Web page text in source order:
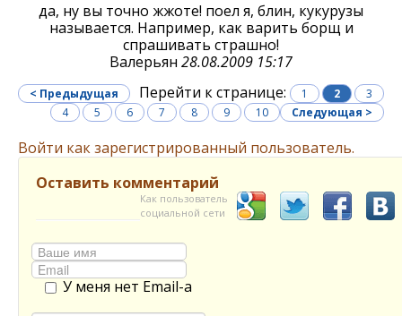
да, ну вы точно жжоте! поел я, блин, кукурузы
называется. Например, как варить борщ и
спрашивать страшно!
Валерьян 28.08.2009 15:17
Перейти к странице:
< Предыдущая 1 2
3
4
5 6 7 8 9 10 Следующая >
Войти как зарегистрированный пользователь.
Оставить комментарий
Как пользователь
социальной сети
У меня нет Email-а